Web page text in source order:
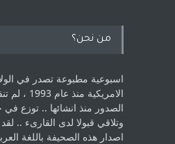
من نحن؟
اسبوعية مطبوعة تصدر في
الامريكية
الصدور منذ انشائها .. توزع
‏وتلاقي قبولا لدى القارىء ..‏
اصدار هذه الصحيفة باللغة